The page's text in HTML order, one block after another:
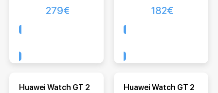
279€ 182€
Huawei Watch GT 2
Huawei Watch GT 2